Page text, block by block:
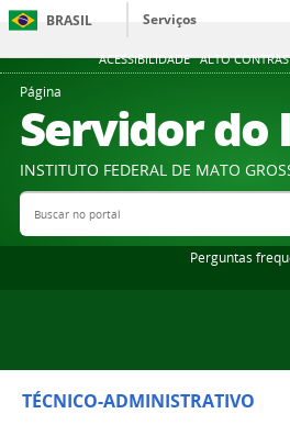
ACESSIBILIDADE ALTO
BRASIL
Serviços
Página
Servidor do
INSTITUTO FEDERAL DE MATO
Buscar no portal
Perguntas
TÉCNICO-ADMINISTRATIVO